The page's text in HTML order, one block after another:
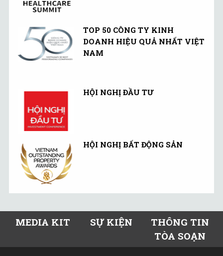
TOP 50 CÔNG TY KINH
DOANH HIỆU QUẢ NHẤT VIỆT
NAM
HỘI NGHỊ ĐẦU TƯ
HỘI NGHỊ BẤT ĐỘNG SẢN
MEDIA KIT SỰ KIỆN
THÔNG TIN
TÒA SOẠN